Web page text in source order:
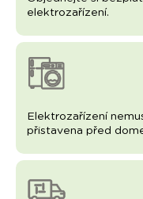
elektrozařízení.
Elektrozařízení
přistavena před